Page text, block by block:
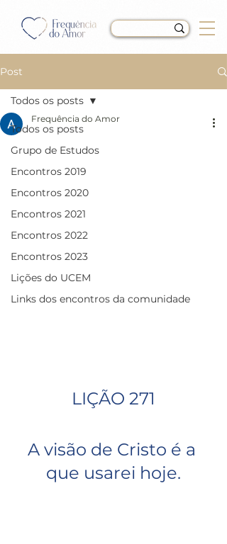
Post
Todos os posts
Grupo de Estudos
Encontros 2019
Encontros 2020
Encontros 2021
Encontros 2022
Encontros 2023
Lições do UCEM
Links dos encontros da comunidade
Todos os posts
LIÇÃO 271 do Livro de
Exercícios de “Um Curso
em Milagres” (UCEM)
Frequência do Amor
LIÇÃO 271
A visão de Cristo é a
que usarei hoje.